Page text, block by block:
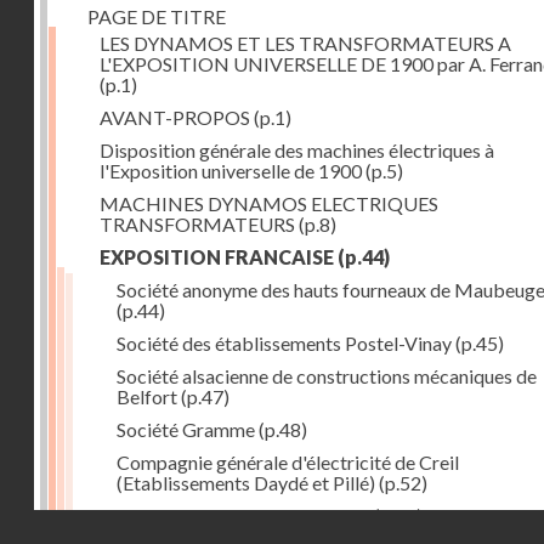
PAGE DE TITRE
LES DYNAMOS ET LES TRANSFORMATEURS A
L'EXPOSITION UNIVERSELLE DE 1900 par A.
(p.1)
AVANT-PROPOS (p.1)
Disposition générale des machines électriques à
l'Exposition universelle de 1900(p.5)
MACHINES DYNAMOS ELECTRIQUES
TRANSFORMATEURS (p.8)
EXPOSITION FRANCAISE (p.44)
Société anonyme des hauts fourneaux de Maubeuge
(p.44)
Société des établissements Postel-Vinay(p.45)
Société alsacienne de constructions mécaniques de
Belfort(p.47)
Société Gramme(p.48)
Compagnie générale d'électricité de Creil
(Etablissements Daydé et Pillé) (p.52)
Compagnie générale de Nancy(p.52)